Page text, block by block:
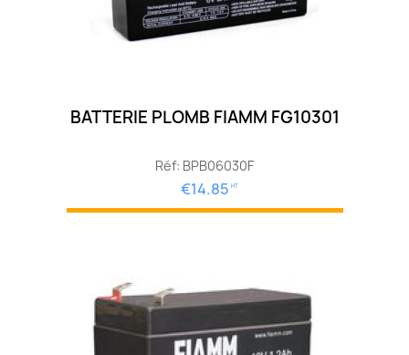
BATTERIE PLOMB FIAMM FG10301
Réf: BPB06030F
€14.85 HT